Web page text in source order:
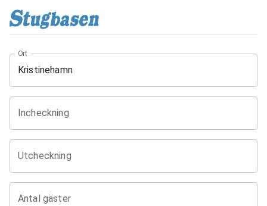
Ort
Incheckning
Utcheckning
Antal gäster